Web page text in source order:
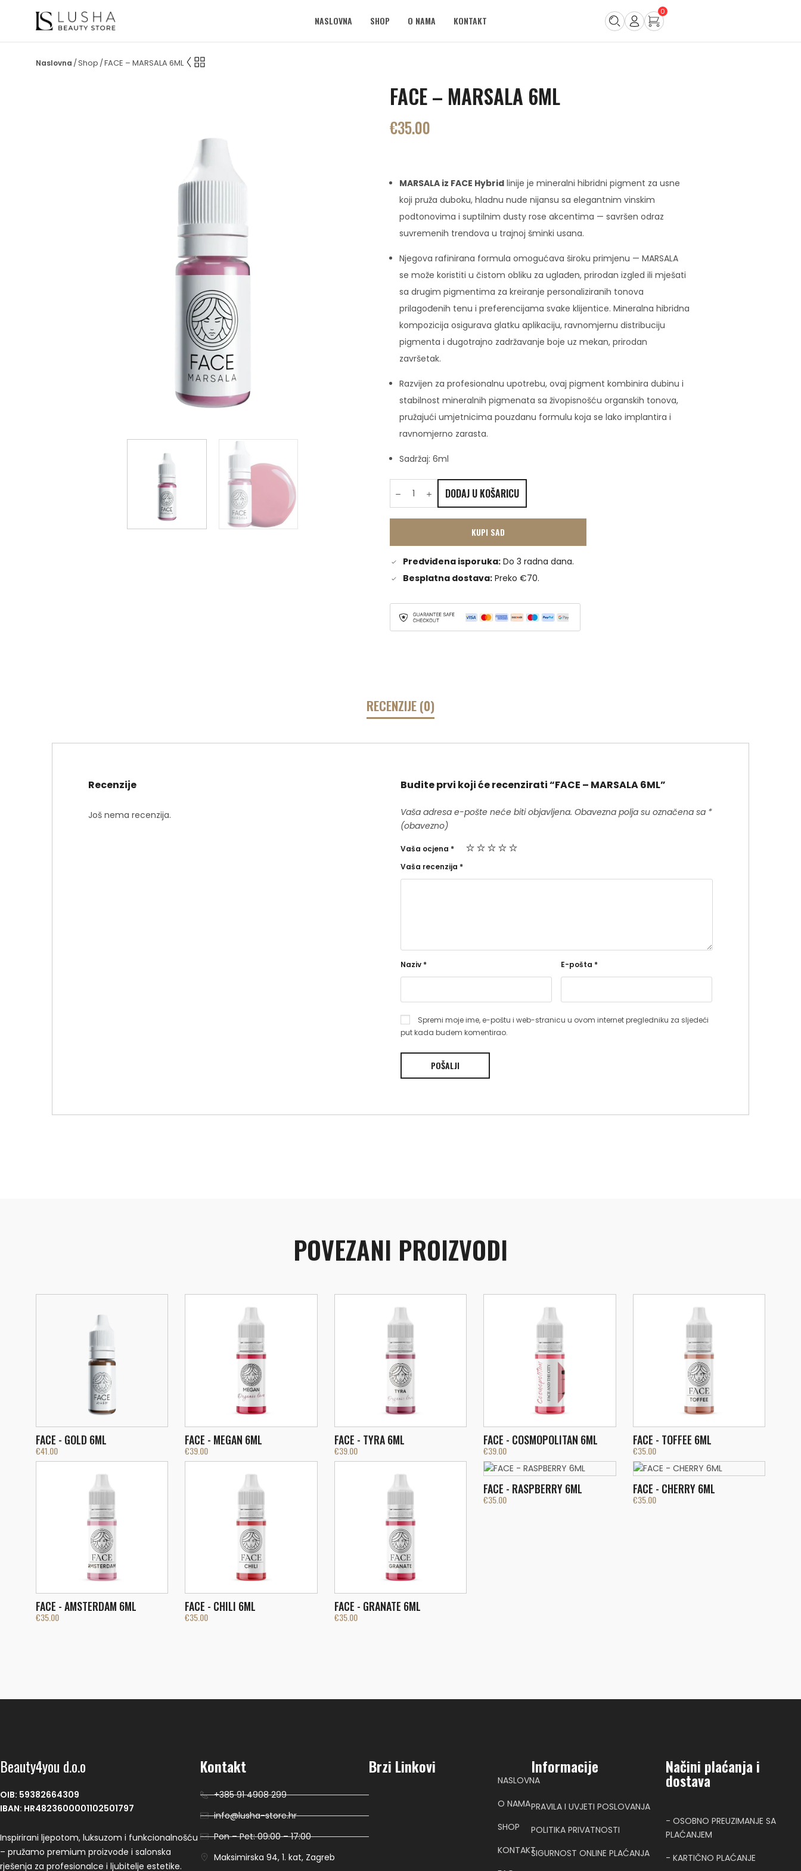
NASLOVNA SHOP O NAMA KONTAKT
0
/Shop /FACE – MARSALA 6ML
FACE – MARSALA 6ML
€35.00
MARSALA iz FACE Hybrid linije je mineralni hibridni pigment za usne
koji pruža duboku, hladnu nude nijansu sa elegantnim vinskim
podtonovima i suptilnim dusty rose akcentima — savršen odraz
suvremenih trendova u trajnoj šminki usana.
Njegova rafinirana formula omogućava široku primjenu — MARSALA
se može koristiti u čistom obliku za uglađen, prirodan izgled ili mješati
sa drugim pigmentima za kreiranje personaliziranih tonova
prilagođenih tenu i preferencijama svake klijentice. Mineralna hibridna
kompozicija osigurava glatku aplikaciju, ravnomjernu distribuciju
pigmenta i dugotrajno zadržavanje boje uz mekan, prirodan
završetak.
Razvijen za profesionalnu upotrebu, ovaj pigment kombinira dubinu i
stabilnost mineralnih pigmenata sa živopisnošću organskih tonova,
pružajući umjetnicima pouzdanu formulu koja se lako implantira i
ravnomjerno zarasta.
Sadržaj: 6ml
DODAJ U KOŠARICU
KUPI SAD
Predviđena isporuka: Do 3 radna dana.
Besplatna dostava: Preko €70.
RECENZIJE (0)
Recenzije
Još nema recenzija.
Budite prvi koji će recenzirati “FACE – MARSALA 6ML”
Vaša adresa e-pošte neće biti objavljena. Obavezna polja su označena sa *
(obavezno)
Vaša ocjena *
Vaša recenzija *
Naziv * E-pošta *
Spremi moje ime, e-poštu i web-stranicu u ovom internet pregledniku za sljedeći
put kada budem komentirao.
POVEZANI PROIZVODI
FACE - GOLD 6ML
€41.00
FACE - MEGAN 6ML
€39.00
FACE - TYRA 6ML
€39.00
FACE - COSMOPOLITAN 6ML
€39.00
FACE - TOFFEE 6ML
€35.00
FACE - AMSTERDAM 6ML
€35.00
FACE - CHILI 6ML
€35.00
FACE - GRANATE 6ML
€35.00
FACE - RASPBERRY 6ML
€35.00
FACE - CHERRY 6ML
€35.00
Beauty4you d.o.o
OIB: 59382664309
IBAN: HR4823600001102501797
Inspirirani ljepotom, luksuzom i funkcionalnošću
– pružamo premium proizvode i salonska
rješenja za profesionalce i ljubitelje estetike.
Kontakt
+385 91 4908 299
info@lusha-store.hr
Pon – Pet: 09:00 – 17:00
Maksimirska 94, 1. kat, Zagreb
Brzi Linkovi
NASLOVNA
O NAMA
SHOP
KONTAKT
Informacije
PRAVILA I UVJETI POSLOVANJA
POLITIKA PRIVATNOSTI
SIGURNOST ONLINE PLAĆANJA
Načini plaćanja i
dostava
- OSOBNO PREUZIMANJE SA
PLAĆANJEM
- KARTIČNO PLAĆANJE